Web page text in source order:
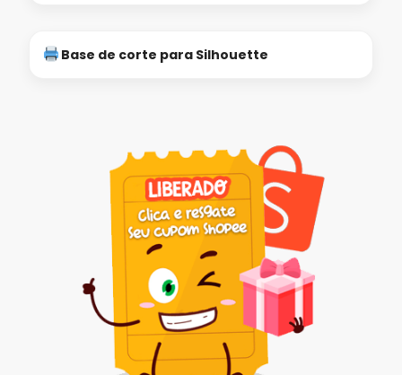
Base de corte para Silhouette